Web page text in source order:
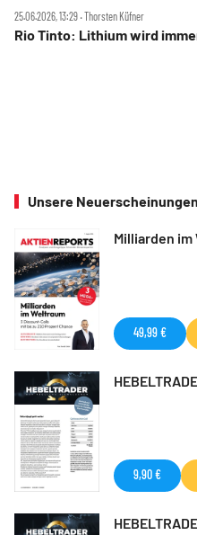
25.06.2026, 13:29 ‧ Thorsten Küfner
Rio Tinto: Lithium wird
Unsere Neuerscheinungen
Milliarden im
49,99 €
9,90 €